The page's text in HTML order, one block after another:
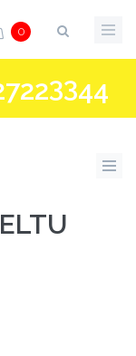
0
3344